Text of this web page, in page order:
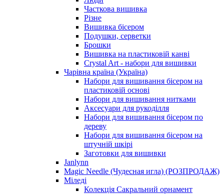
Часткова вишивка
Різне
Вишивка бісером
Подушки, серветки
Брошки
Вишивка на пластиковій канві
Crystal Art - набори для вишивки
Чарівна країна (Україна)
Набори для вишивання бісером на
пластиковій основі
Набори для вишивання нитками
Аксесуари для рукоділля
Набори для вишивання бісером по
дереву
Набори для вишивання бісером на
штучній шкірі
Заготовки для вишивки
Janlynn
Magic Needle (Чудесная игла) (РОЗПРОДАЖ)
Міледі
Колекція Сакральний орнамент